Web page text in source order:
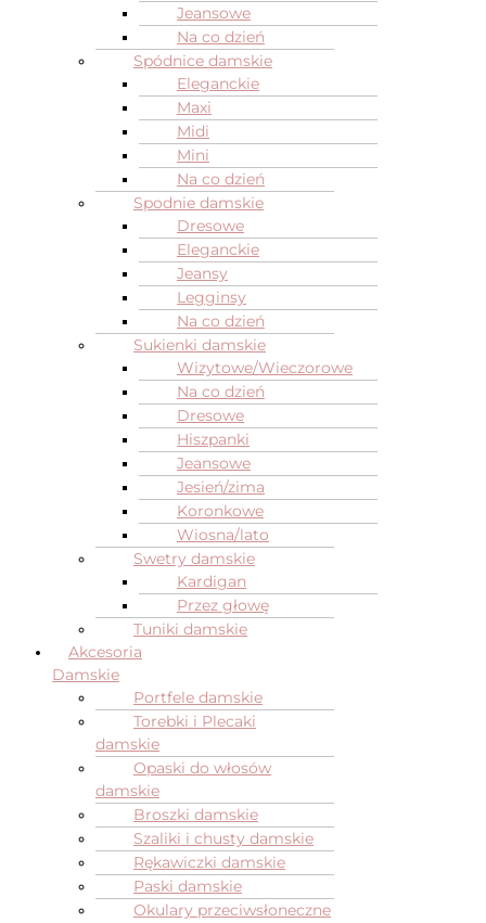
Jeansowe
Na co dzień
Spódnice damskie
Eleganckie
Maxi
Midi
Mini
Na co dzień
Spodnie damskie
Dresowe
Eleganckie
Jeansy
Legginsy
Na co dzień
Sukienki damskie
Wizytowe/Wieczorowe
Na co dzień
Dresowe
Hiszpanki
Jeansowe
Jesień/zima
Koronkowe
Wiosna/lato
Swetry damskie
Kardigan
Przez głowę
Tuniki damskie
Akcesoria
Damskie
Portfele damskie
Torebki i Plecaki
damskie
Opaski do włosów
damskie
Broszki damskie
Szaliki i chusty damskie
Rękawiczki damskie
Paski damskie
Okulary przeciwsłoneczne